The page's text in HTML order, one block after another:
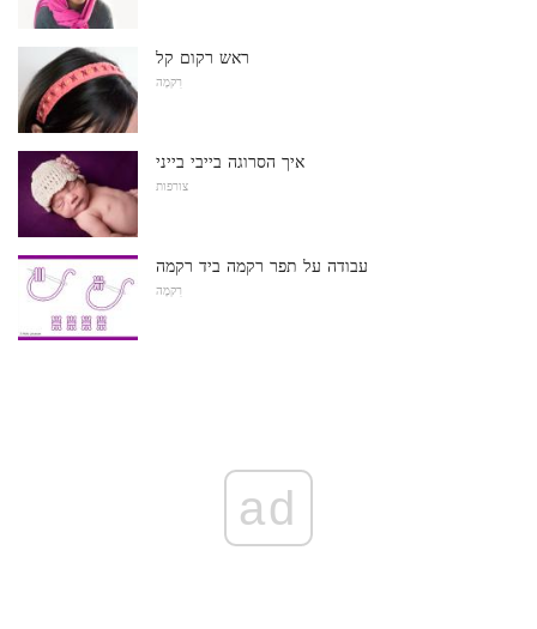
ראש רקום קל
רִקמָה
איך הסרוגה בייבי בייני
צורפות
עבודה על תפר רקמה ביד רקמה
רִקמָה
ad